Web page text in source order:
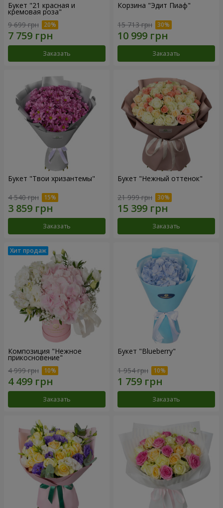
Букет "21 красная и
кремовая роза"
9 699 грн
Заказать
Корзина "Эдит Пиаф"
15 713 грн
Заказать
Букет "Твои хризантемы"
4 540 грн
Заказать
Букет "Нежный оттенок"
21 999 грн
Заказать
Композиция "Нежное
прикосновение"
4 999 грн
Заказать
Букет "Blueberry"
1 954 грн
Заказать